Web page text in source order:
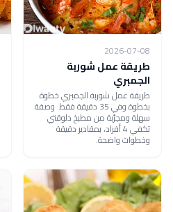
2026-07-08
طريقة عمل شوربة
الجمبري
طريقة عمل شوربة الجمبري خطوة
بخطوة وفي 35 دقيقة فقط. وصفة
سهلة ومجرّبة من مطبخ دلوقتي
تكفي 4 أفراد، بمقادير دقيقة
وخطوات واضحة.